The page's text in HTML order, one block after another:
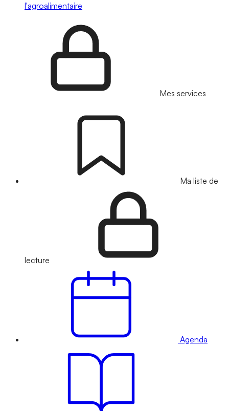
l'agroalimentaire
Mes services
Ma liste de
lecture
Agenda